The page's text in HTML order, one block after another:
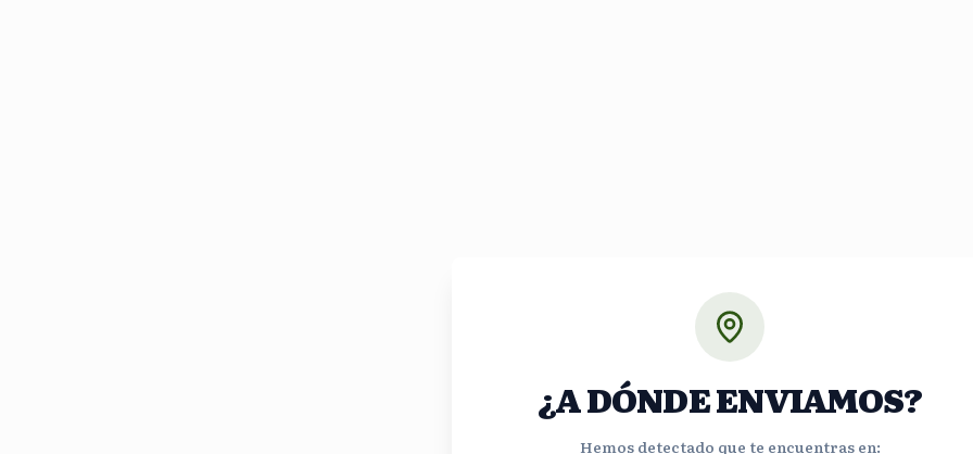
¿A DÓNDE ENVIAMOS?
Hemos detectado que te encuentras en: